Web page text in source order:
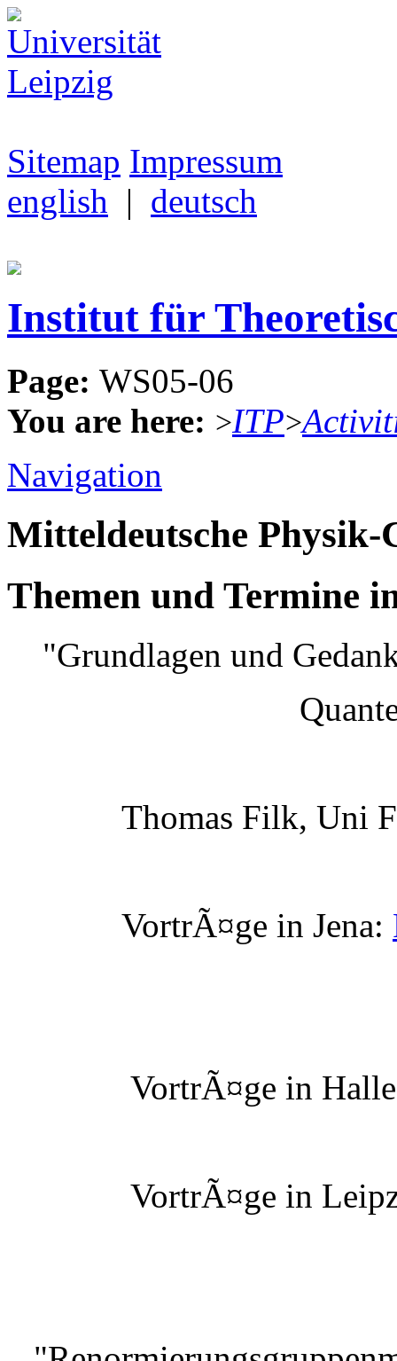
Sitemap Impressum
english | deutsch
Institut für
Page: WS05-06
You are here: >ITP>
Navigation
Mitteldeutsche Physik-
Themen und Termine
"Grundlagen und
Thomas Filk, Uni
VortrÃ¤ge in Jena:
VortrÃ¤ge in
VortrÃ¤ge in